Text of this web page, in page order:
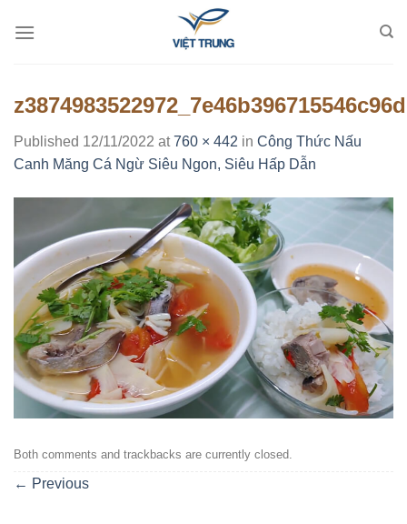
Published 12/11/2022 at760 × 442 in Công Thức Nấu
Canh Măng Cá Ngừ Siêu Ngon, Siêu Hấp Dẫn
Both comments and trackbacks are currently closed.
← Previous